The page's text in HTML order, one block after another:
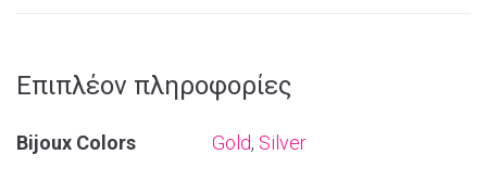
Επιπλέον πληροφορίες
Bijoux Colors Gold, Silver